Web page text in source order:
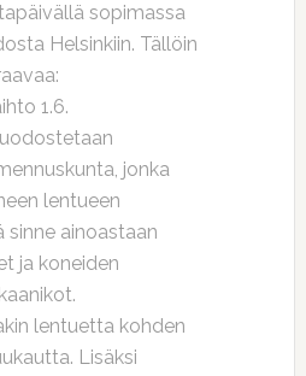
sopimassa
Helsinkiin. Tällöin
1.6.
jonka
lentueen
sinne ainoastaan
ja koneiden
lentuetta kohden
Lisäksi